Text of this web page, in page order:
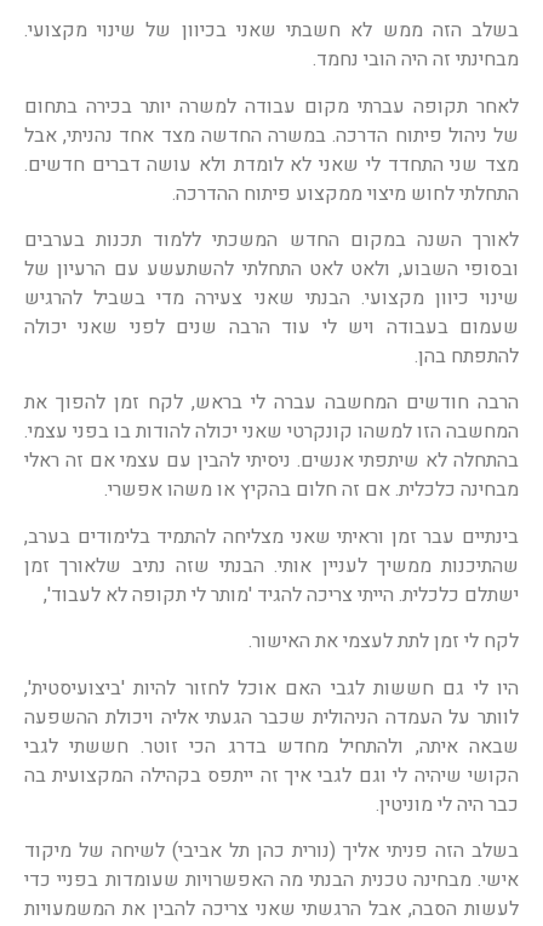
בשלב הזה ממש לא חשבתי שאני בכיוון של שינוי מקצועי.
מבחינתי זה היה הובי נחמד.
לאחר תקופה עברתי מקום עבודה למשרה יותר בכירה בתחום
של ניהול פיתוח הדרכה. במשרה החדשה מצד אחד נהניתי, אבל
מצד שני התחדד לי שאני לא לומדת ולא עושה דברים חדשים.
התחלתי לחוש מיצוי ממקצוע פיתוח ההדרכה.
לאורך השנה במקום החדש המשכתי ללמוד תכנות בערבים
ובסופי השבוע, ולאט לאט התחלתי להשתעשע עם הרעיון של
שינוי כיוון מקצועי. הבנתי שאני צעירה מדי בשביל להרגיש
שעמום בעבודה ויש לי עוד הרבה שנים לפני שאני יכולה
להתפתח בהן.
הרבה חודשים המחשבה עברה לי בראש, לקח זמן להפוך את
המחשבה הזו למשהו קונקרטי שאני יכולה להודות בו בפני עצמי.
בהתחלה לא שיתפתי אנשים. ניסיתי להבין עם עצמי אם זה ראלי
מבחינה כלכלית. אם זה חלום בהקיץ או משהו אפשרי.
בינתיים עבר זמן וראיתי שאני מצליחה להתמיד בלימודים בערב,
שהתיכנות ממשיך לעניין אותי. הבנתי שזה נתיב שלאורך זמן
ישתלם כלכלית. הייתי צריכה להגיד 'מותר לי תקופה לא לעבוד',
לקח לי זמן לתת לעצמי את האישור.
היו לי גם חששות לגבי האם אוכל לחזור להיות 'ביצועיסטית',
לוותר על העמדה הניהולית שכבר הגעתי אליה ויכולת ההשפעה
שבאה איתה, ולהתחיל מחדש בדרג הכי זוטר. חששתי לגבי
הקושי שיהיה לי וגם לגבי איך זה ייתפס בקהילה המקצועית בה
כבר היה לי מוניטין.
בשלב הזה פניתי אליך (נורית כהן תל אביבי) לשיחה של מיקוד
אישי. מבחינה טכנית הבנתי מה האפשרויות שעומדות בפניי כדי
לעשות הסבה, אבל הרגשתי שאני צריכה להבין את המשמעויות